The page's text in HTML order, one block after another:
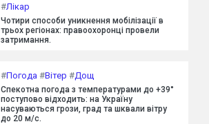
#Лікар
Чотири способи уникнення мобілізації в
трьох регіонах: правоохоронці провели
затримання.
#Погода #Вітер #Дощ
Спекотна погода з температурами до +39°
поступово відходить: на Україну
насуваються грози, град та шквали вітру
до 20 м/с.